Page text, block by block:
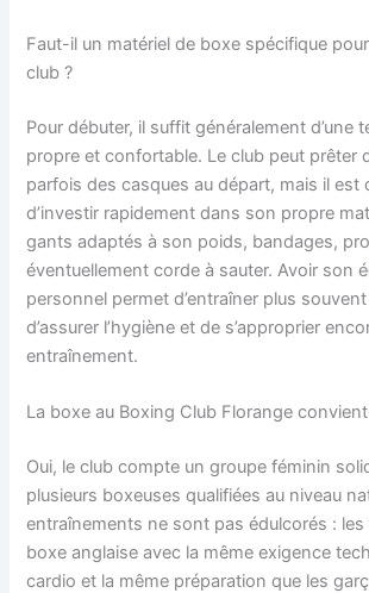
Faut-il un matériel de boxe spécifique
club ?
Pour débuter, il suffit généralement d’une
propre et confortable. Le club peut prêter
parfois des casques au départ, mais il est
d’investir rapidement dans son propre
gants adaptés à son poids, bandages,
éventuellement corde à sauter. Avoir son
personnel permet d’entraîner plus
d’assurer l’hygiène et de s’approprier
entraînement.
La boxe au Boxing Club Florange
Oui, le club compte un groupe féminin
plusieurs boxeuses qualifiées au niveau
entraînements ne sont pas édulcorés : les
boxe anglaise avec la même exigence
cardio et la même préparation que les